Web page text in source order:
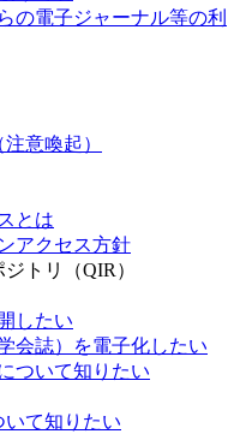
の電子ジャーナル等の利
意喚起）
とは
アクセス方針
トリ（QIR）
したい
会誌）を電子化したい
ついて知りたい
て知りたい